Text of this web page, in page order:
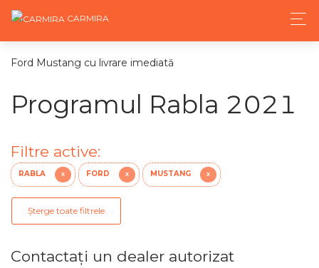
CARMIRA
Ford Mustang cu livrare imediată
Programul Rabla 2021
Filtre active:
RABLA X FORD X MUSTANG X
Șterge toate filtrele
Contactaţi un dealer autorizat